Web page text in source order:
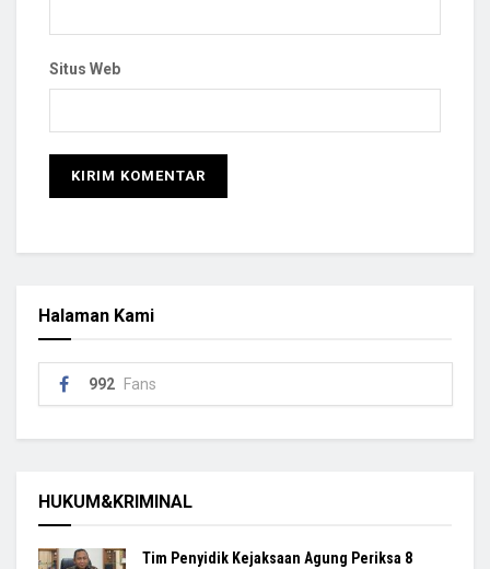
Situs Web
Halaman Kami
992 Fans
HUKUM&KRIMINAL
Tim Penyidik Kejaksaan Agung Periksa 8